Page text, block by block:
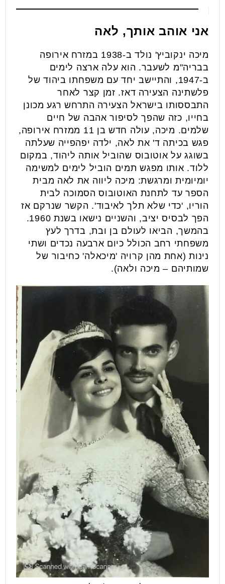
אני אוהב אותך, לאה
מיכה ינקוביץ' נולד ב-1938 במזרח אירופה
בבריה"מ לשעבר. הוא עלה ארצה לימים
ב-1947, והתיישב יחד עם משפחתו ביהוד של
פלשתינה הצעירה דאז. זמן קצר לאחר
התבססותו בישראל הצעירה התרחש רגע מכונן
בחייו, כזה שהפך לסיפור אהבה של חיים
שלמים. מיכה, עולה חדש בן 11 ממזרח אירופה,
פגש בכיתה ד' את לאה, ילדה יפהפייה שעלתה
בשוגג על אוטובוס שהוביל אותה ליהוד, במקום
ללוד. אותו מפגש תמים הוביל לימים למשימה
יומיומית ומרגשת: מיכה ליווה את לאה מבית
הספר עד לתחנת האוטובוס הסמוכה לבית
הוריו, 'כדי שלא תלך לאיבוד'. הקשר שנרקם אז
הפך לבסיס יציב, והשניים נישאו בשנת 1960.
בהמשך, הביאו לעולם בן ובת, בדרך לעץ
משפחתי רחב הכולל כיום ארבעה נכדים ושתי
נינות (אחת מהן קרויה 'מיכאלה' כחיבור של
שמותיהם – מיכה ולאה).